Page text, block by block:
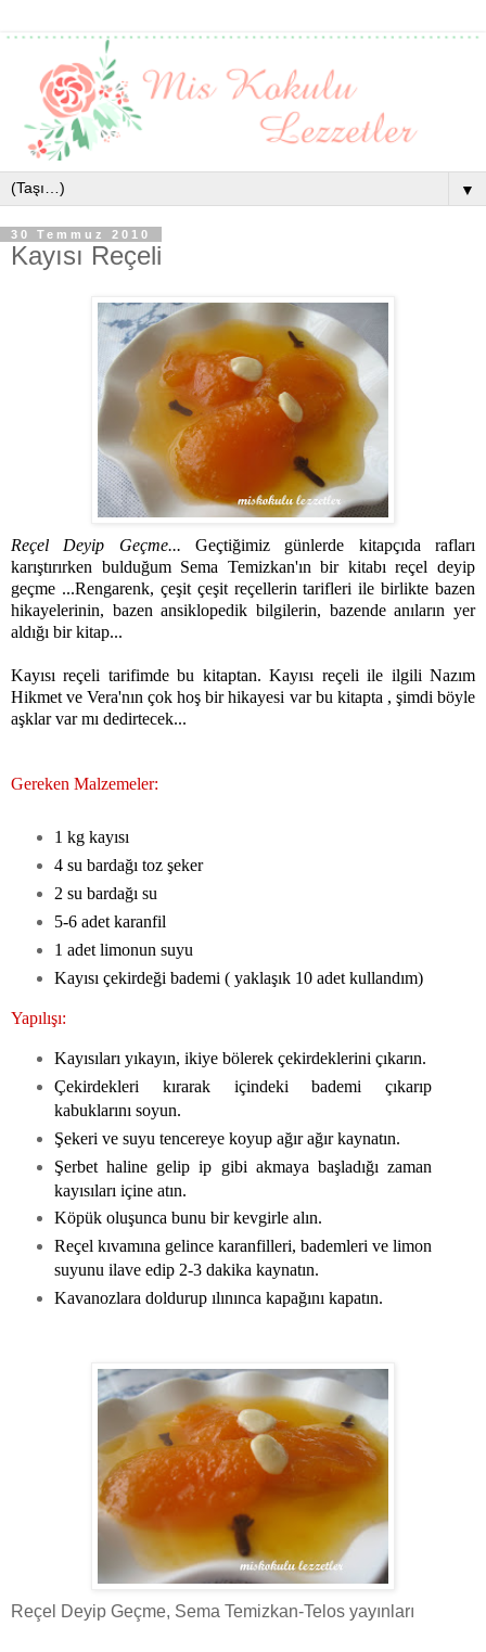
▼
30 Temmuz 2010
Kayısı Reçeli
Reçel Deyip Geçme... Geçtiğimiz günlerde kitapçıda rafları
karıştırırken bulduğum Sema Temizkan'ın bir kitabı reçel deyip
geçme ...Rengarenk, çeşit çeşit reçellerin tarifleri ile birlikte bazen
hikayelerinin, bazen ansiklopedik bilgilerin, bazende anıların yer
aldığı bir kitap...
Kayısı reçeli tarifimde bu kitaptan. Kayısı reçeli ile ilgili Nazım
Hikmet ve Vera'nın çok hoş bir hikayesi var bu kitapta , şimdi böyle
aşklar var mı dedirtecek...
Gereken Malzemeler:
1 kg kayısı
4 su bardağı toz şeker
2 su bardağı su
5-6 adet karanfil
1 adet limonun suyu
Kayısı çekirdeği bademi ( yaklaşık 10 adet kullandım)
Yapılışı:
Kayısıları yıkayın, ikiye bölerek çekirdeklerini çıkarın.
Çekirdekleri kırarak içindeki bademi çıkarıp
kabuklarını soyun.
Şekeri ve suyu tencereye koyup ağır ağır kaynatın.
Şerbet haline gelip ip gibi akmaya başladığı zaman
kayısıları içine atın.
Köpük oluşunca bunu bir kevgirle alın.
Reçel kıvamına gelince karanfilleri, bademleri ve limon
suyunu ilave edip 2-3 dakika kaynatın.
Kavanozlara doldurup ılınınca kapağını kapatın.
Reçel Deyip Geçme, Sema Temizkan-Telos yayınları